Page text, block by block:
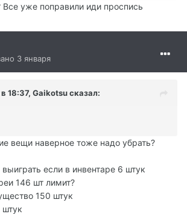
уже поправили иди проспись
3 января
18:37, Gaikotsuсказал:
вещи наверное тоже надо убрать?
если в инвентаре 6 штук
146 шт лимит?
150 штук
штук